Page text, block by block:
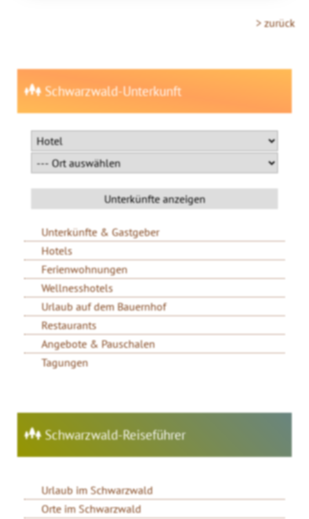
> zurück
Schwarzwald-Unterkunft
Unterkünfte & Gastgeber
Hotels
Ferienwohnungen
Wellnesshotels
Urlaub auf dem Bauernhof
Restaurants
Angebote & Pauschalen
Tagungen
Schwarzwald-Reiseführer
Urlaub im Schwarzwald
Orte im Schwarzwald